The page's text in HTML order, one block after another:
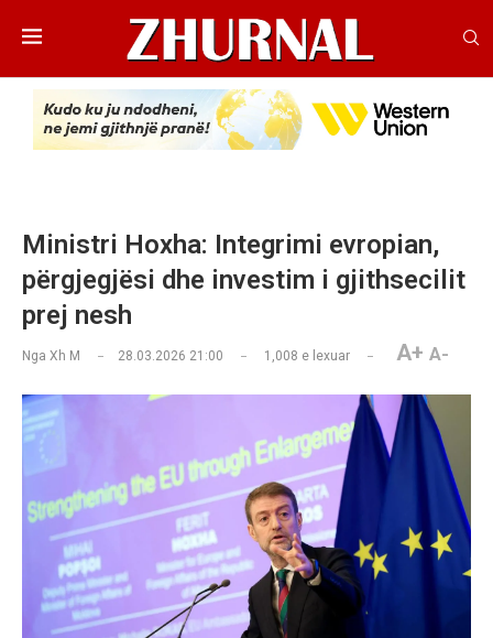
Ministri Hoxha: Integrimi evropian,
përgjegjësi dhe investim i gjithsecilit
prej nesh
Nga Xh M 28.03.2026 21:00 1,008 e lexuar A+ A-